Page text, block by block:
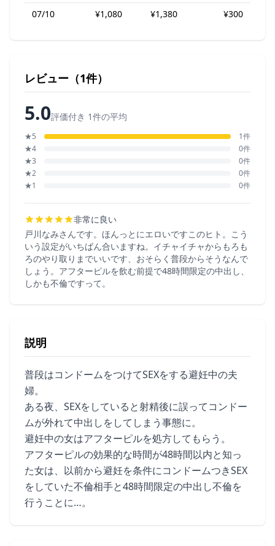
07/10
¥1,080 ¥1,380 ¥300
レビュー（1件）
5.0評価付き 1件の平均
★5
1件
★4
0件
★3
0件
★2
0件
★1
0件
非常に良い
戸川なみさんです。ほんっとにエロいですこのヒト。こう
いう設定がいちばん合いますね。イチャイチャからもろも
ろのやり取りまでいいです、おそらく普段からそうなんで
しょう。アフターピルを飲む前提で48時間限定の中出し、
しかも不倫ですって。
説明
普段はコンドームをつけてSEXをする避妊中の夫
婦。
ある夜、SEXをしていると射精後に誤ってコンドー
ムが外れて中出しをしてしまう事態に。
避妊中の女はアフターピルを処方してもらう。
アフターピルの効果的な時間が48時間以内と知っ
た女は、以前から避妊を条件にコンドームつきSEX
をしていた不倫相手と48時間限定の中出し不倫を
行うことに…。